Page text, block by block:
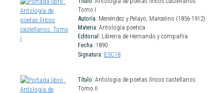
Tomo I
Autoría: Menéndez y Pelayo, Marcelino (1856-1912)
Materia: Antología poetica
Editorial: Libreria de Hernando y compañía
Fecha: 1890
Signatura: E5C18
Título: Antología de poetas líricos castellanos.
Tomo II